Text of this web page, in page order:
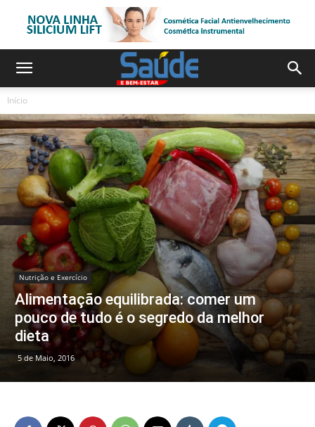
Início
Nutrição e Exercício
Alimentação equilibrada: comer um
pouco de tudo é o segredo da melhor
dieta
5 de Maio, 2016